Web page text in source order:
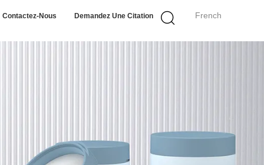
French
Contactez-Nous Demandez Une Citation